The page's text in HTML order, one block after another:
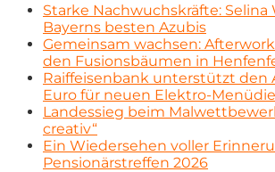
Starke Nachwuchskräfte:
Bayerns besten Azubis
Gemeinsam wachsen:
den Fusionsbäumen in
Raiffeisenbank unterstützt den
Euro für neuen Elektro-
Landessieg beim
creativ“
Ein Wiedersehen voller
Pensionärstreffen 2026